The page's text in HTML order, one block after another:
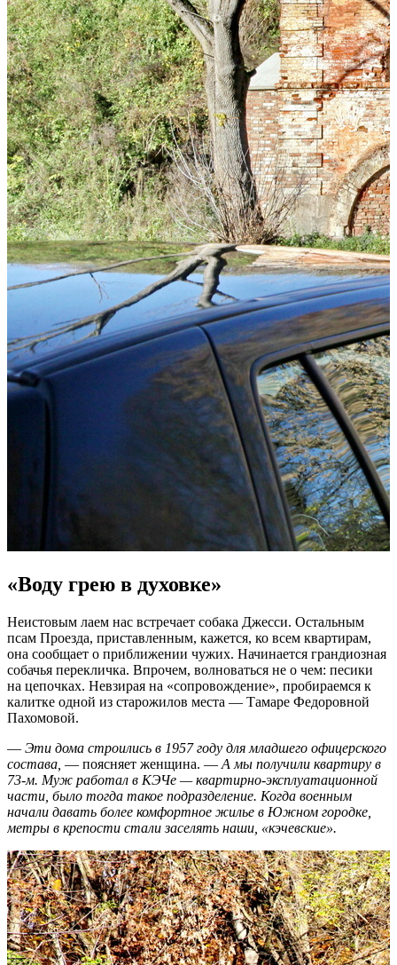
«Воду грею в духовке»
Неистовым лаем нас встречает собака Джесси. Остальным
псам Проезда, приставленным, кажется, ко всем квартирам,
она сообщает о приближении чужих. Начинается грандиозная
собачья перекличка. Впрочем, волноваться не о чем: песики
на цепочках. Невзирая на «сопровождение», пробираемся к
калитке одной из старожилов места — Тамаре Федоровной
Пахомовой.
— Эти дома строились в 1957 году для младшего офицерского
состава, — поясняет женщина. — А мы получили квартиру в
73-м. Муж работал в КЭЧе — квартирно-эксплуатационной
части, было тогда такое подразделение. Когда военным
начали давать более комфортное жилье в Южном городке,
метры в крепости стали заселять наши, «кэчевские».